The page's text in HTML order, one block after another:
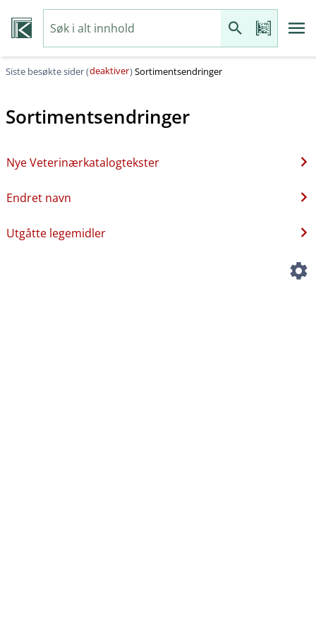
Siste besøkte sider (deaktiver)Sortimentsendringer
Sortimentsendringer
Nye Veterinærkatalogtekster
Endret navn
Utgåtte legemidler